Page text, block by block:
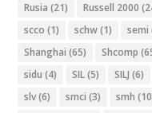
Rusia (21) Russell 2000
scco (1) schw(1) semi
Shanghai (65) Shcomp
sidu (4) SIL(5) SILJ (6)
slv(6) smci (3) smh